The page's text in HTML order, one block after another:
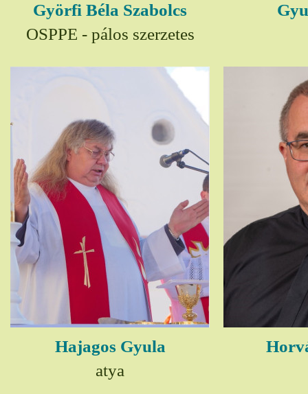
Györfi Béla Szabolcs
OSPPE - pálos szerzetes
Hajagos Gyula
atya